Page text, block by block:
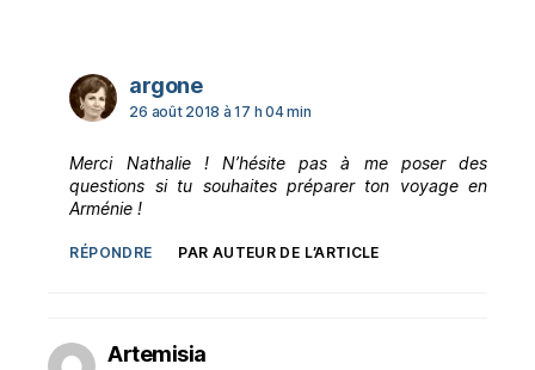
argonedit :
26 août 2018 à 17 h 04 min
Merci Nathalie ! N’hésite pas à me poser des
questions si tu souhaites préparer ton voyage en
Arménie !
RÉPONDRE PAR AUTEUR DE L’ARTICLE
Artemisiadit :